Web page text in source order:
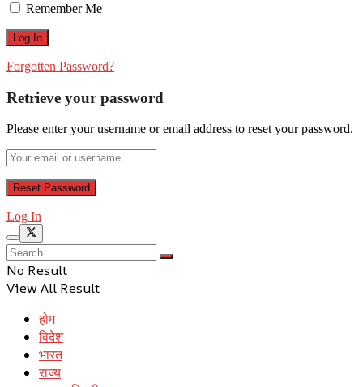
Remember Me
Forgotten Password?
Retrieve your password
Please enter your username or email address to reset your password.
Log In
No Result
View All Result
होम
विदेश
भारत
राज्य